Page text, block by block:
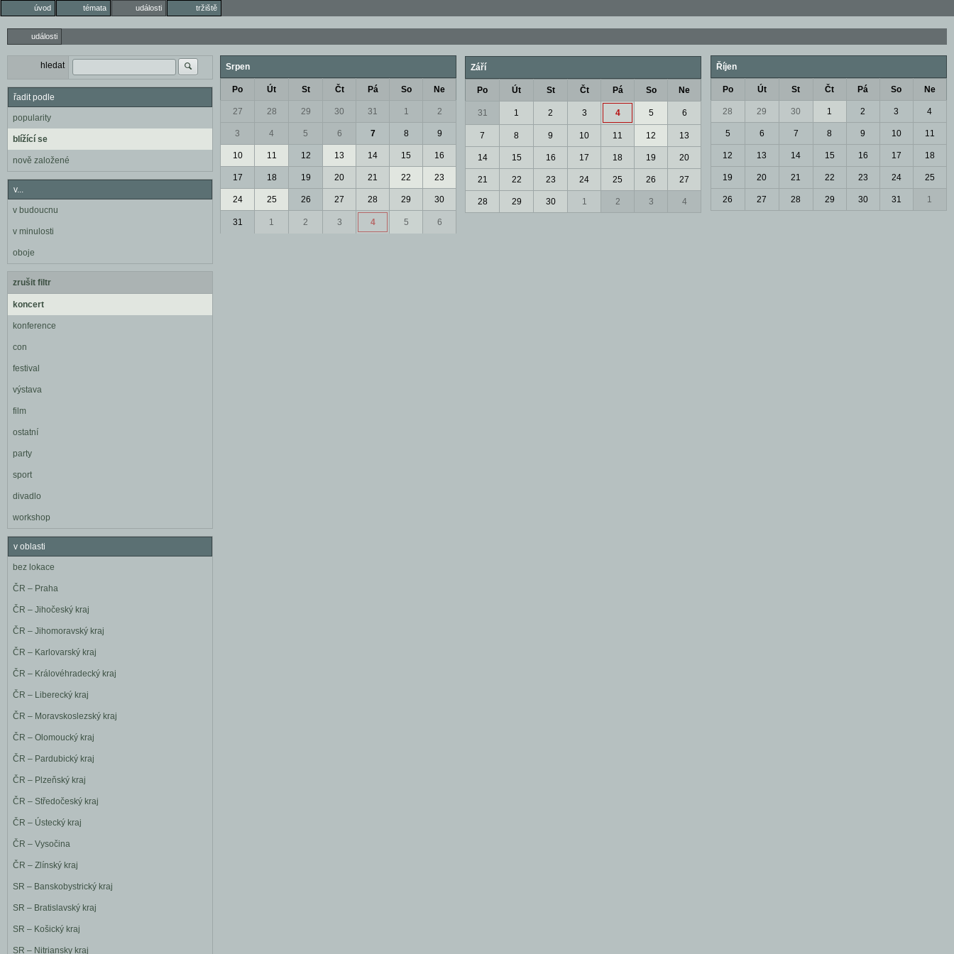
úvod témata události tržiště
události
hledat
řadit podle
popularity
blížící se
nově založené
v...
v budoucnu
v minulosti
oboje
zrušit filtr
koncert
konference
con
festival
výstava
film
ostatní
party
sport
divadlo
workshop
v oblasti
bez lokace
ČR – Praha
ČR – Jihočeský kraj
ČR – Jihomoravský kraj
ČR – Karlovarský kraj
ČR – Královéhradecký kraj
ČR – Liberecký kraj
ČR – Moravskoslezský kraj
ČR – Olomoucký kraj
ČR – Pardubický kraj
ČR – Plzeňský kraj
ČR – Středočeský kraj
ČR – Ústecký kraj
ČR – Vysočina
ČR – Zlínský kraj
SR – Banskobystrický kraj
SR – Bratislavský kraj
SR – Košický kraj
SR – Nitriansky kraj
Srpen
Po Út St Čt Pá So Ne
27 28 29 30 31 1 2
3 4 5 6 7 8 9
10 11 12 13 14 15 16
17 18 19 20 21 22 23
24 25 26 27 28 29 30
31 1 2 3 4 5 6
Září
Po Út St Čt Pá So Ne
31 1 2 3 4 5 6
7 8 9 10 11 12 13
14 15 16 17 18 19 20
21 22 23 24 25 26 27
28 29 30 1 2 3 4
Říjen
Po Út St Čt Pá So Ne
28 29 30 1 2 3 4
5 6 7 8 9 10 11
12 13 14 15 16 17 18
19 20 21 22 23 24 25
26 27 28 29 30 31 1